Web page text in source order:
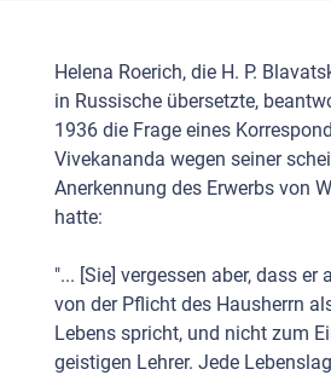
Helena Roerich, die H. P.
in Russische übersetzte,
1936 die Frage eines
Vivekananda wegen seiner
Anerkennung des Erwerbs von
hatte:
"... [Sie] vergessen aber, dass er
von der Pflicht des Hausherrn
Lebens spricht, und nicht zum
geistigen Lehrer. Jede